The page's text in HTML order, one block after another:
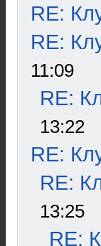
RE:
RE:
11:09
RE:
13:22
RE:
RE:
13:25
RE: